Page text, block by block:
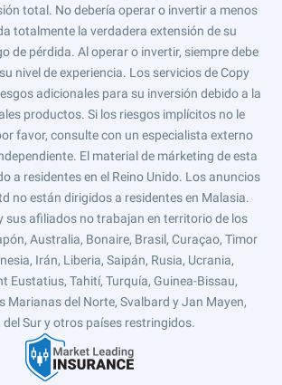
total. No debería operar o invertir a menos
totalmente la verdadera extensión de su
de pérdida. Al operar o invertir, siempre debe
nivel de experiencia. Los servicios de Copy
adicionales para su inversión debido a la
productos. Si los riesgos implícitos no le
favor, consulte con un especialista externo
El material de márketing de esta
a residentes en el Reino Unido. Los anuncios
no están dirigidos a residentes en Malasia.
sus afiliados no trabajan en territorio de los
Australia, Bonaire, Brasil, Curaçao, Timor
Irán, Liberia, Saipán, Rusia, Ucrania,
Eustatius, Tahití, Turquía, Guinea-Bissau,
Marianas del Norte, Svalbard y Jan Mayen,
del Sur y otros países restringidos.